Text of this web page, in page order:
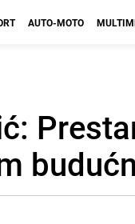
AUTO-MOTO